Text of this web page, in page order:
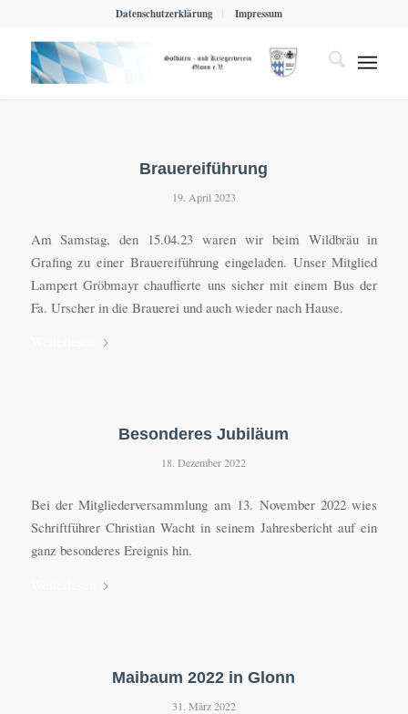
Datenschutzerklärung Impressum
Brauereiführung
19. April 2023
Am Samstag, den 15.04.23 waren wir beim Wildbräu in
Grafing zu einer Brauereiführung eingeladen. Unser Mitglied
Lampert Gröbmayr chauffierte uns sicher mit einem Bus der
Fa. Urscher in die Brauerei und auch wieder nach Hause.
Besonderes Jubiläum
18. Dezember 2022
Bei der Mitgliederversammlung am 13. November 2022 wies
Schriftführer Christian Wacht in seinem Jahresbericht auf ein
ganz besonderes Ereignis hin.
Maibaum 2022 in Glonn
31. März 2022